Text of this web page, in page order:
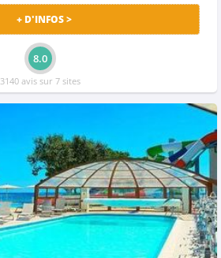
+ D'INFOS >
8.0
3140 avis sur 7 sites